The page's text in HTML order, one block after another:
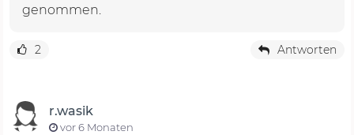
genommen.
2 Antworten
r.wasik
vor 6 Monaten